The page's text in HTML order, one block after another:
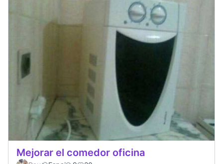
Mejorar el comedor oficina